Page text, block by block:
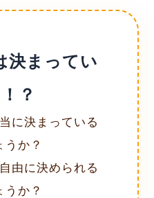
決まってい
？
に決まっている
うか？
由に決められる
うか？